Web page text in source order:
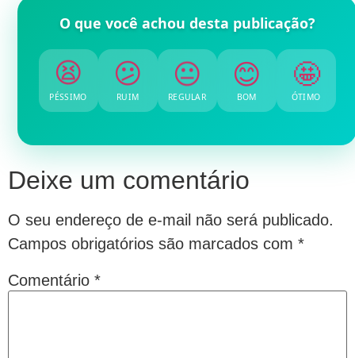
O que você achou desta publicação?
😫
PÉSSIMO
😕
RUIM
😐
REGULAR
😊
BOM
🤩
ÓTIMO
Deixe um comentário
O seu endereço de e-mail não será publicado.
Campos obrigatórios são marcados com *
Comentário *